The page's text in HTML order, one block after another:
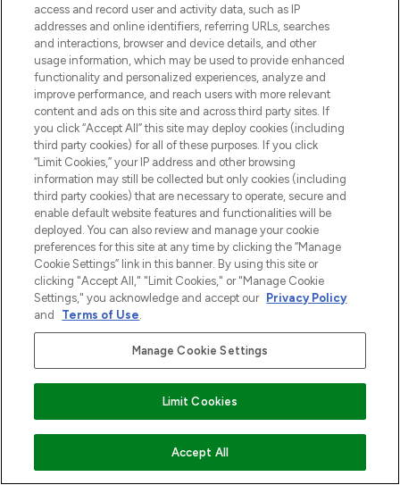
VOEG TOE AAN WINKELMANDJE
MELD JE AAN VOOR ONZE NIEUWSBRIEF
AANMELDEN
LOOKFANTASTIC is de ultieme online
beautybestemming van Europa, met de
beste huidverzorging, haarproducten en
make-up van meer dan 200 topmerken.
Shop online of via de app, met gratis
verzending vanaf €40.
Cookie-toestemming
HELP & INFORMATIE
access and record user and activity data, such as IP
addresses and online identifiers, referring URLs, searches
and interactions, browser and device details, and other
usage information, which may be used to provide enhanced
functionality and personalized experiences, analyze and
improve performance, and reach users with more relevant
content and ads on this site and across third party sites. If
you click “Accept All” this site may deploy cookies (including
third party cookies) for all of these purposes. If you click
“Limit Cookies,” your IP address and other browsing
information may still be collected but only cookies (including
third party cookies) that are necessary to operate, secure and
enable default website features and functionalities will be
deployed. You can also review and manage your cookie
preferences for this site at any time by clicking the “Manage
Cookie Settings” link in this banner. By using this site or
clicking "Accept All," "Limit Cookies," or "Manage Cookie
Settings," you acknowledge and accept our Privacy Policy
and
Terms of Use.
Manage Cookie Settings
Limit Cookies
Accept All